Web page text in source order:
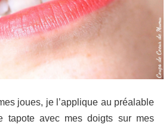
joues, je l’applique au préalable
tapote avec mes doigts sur mes